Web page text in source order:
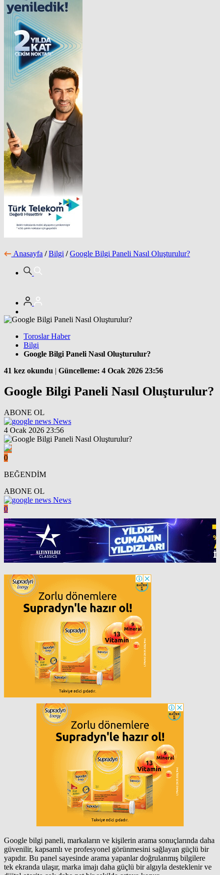
Anasayfa / Bilgi / Google Bilgi Paneli Nasıl Oluşturulur?
Toroslar Haber
Bilgi
Google Bilgi Paneli Nasıl Oluşturulur?
41 kez okundu | Güncelleme: 4 Ocak 2026 23:56
Google Bilgi Paneli Nasıl Oluşturulur?
ABONE OL
News
4 Ocak 2026 23:56
0
BEĞENDİM
ABONE OL
News
0
Google bilgi paneli, markaların ve kişilerin arama sonuçlarında daha
güvenilir, kapsamlı ve profesyonel görünmesini sağlayan güçlü bir
yapıdır. Bu panel sayesinde arama yapanlar doğrulanmış bilgilere
tek ekranda ulaşır, marka imajı daha güçlü bir algıyla desteklenir ve